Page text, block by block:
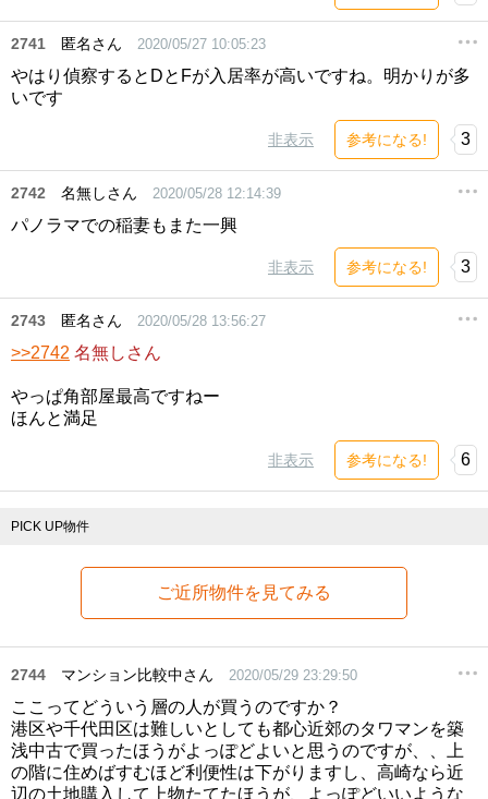
2741 匿名さん 2020/05/27 10:05:23
やはり偵察するとDとFが入居率が高いですね。明かりが多
いです
非表示 参考になる! 3
2742 名無しさん 2020/05/28 12:14:39
パノラマでの稲妻もまた一興
非表示 参考になる! 3
2743 匿名さん 2020/05/28 13:56:27
>>2742 名無しさん
やっぱ角部屋最高ですねー
ほんと満足
非表示 参考になる! 6
PICK UP物件
ご近所物件を見てみる
2744 マンション比較中さん 2020/05/29 23:29:50
ここってどういう層の人が買うのですか？
港区や千代田区は難しいとしても都心近郊のタワマンを築
浅中古で買ったほうがよっぽどよいと思うのですが、、上
の階に住めばすむほど利便性は下がりますし、高崎なら近
辺の土地購入して上物たてたほうが、よっぽどいいような